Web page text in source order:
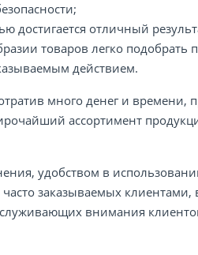
достигается отличный
товаров легко подобрать
действием.
много денег и времени,
ассортимент
удобством в
заказываемых клиентами,
внимания